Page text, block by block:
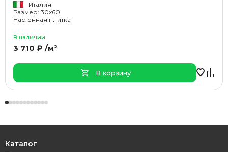
Италия
Размер: 30x60
Настенная плитка
В наличии
3 710 ₽ /м²
В корзину
Каталог